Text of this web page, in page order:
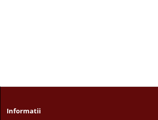
Informatii